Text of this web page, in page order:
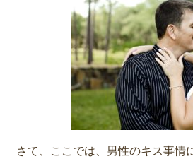
さて、ここでは、男性のキス事情